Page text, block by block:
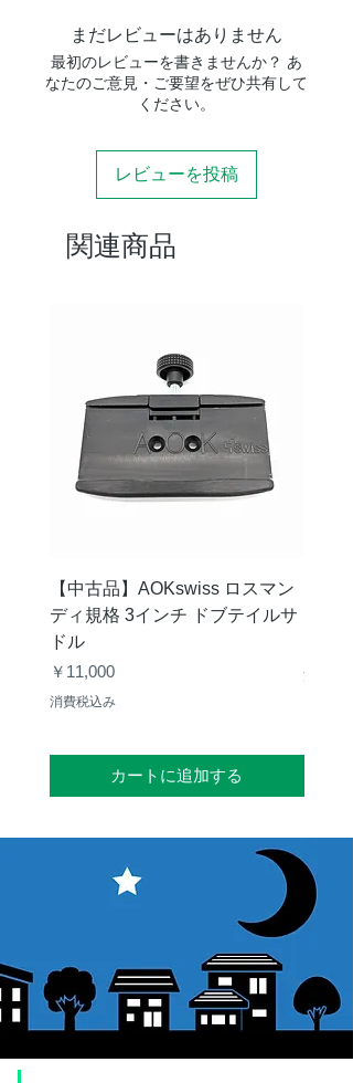
まだレビューはありません
最初のレビューを書きませんか？ あ
なたのご意見・ご要望をぜひ共有して
ください。
レビューを投稿
関連商品
【中古品】AOKswiss ロスマン
ディ規格 3インチ ドブテイルサ
ドル
価格
￥11,000
消費税込み
カートに追加する
消費税込